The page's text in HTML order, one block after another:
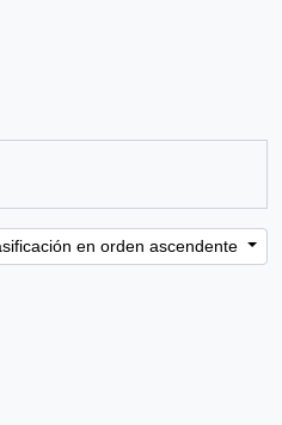
en orden ascendente